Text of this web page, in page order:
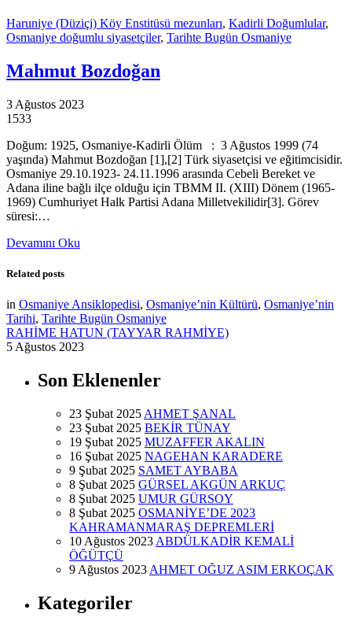
Haruniye (Düziçi) Köy Enstitüsü mezunları, Kadirli Doğumlular,
Osmaniye doğumlu siyasetçiler, Tarihte Bugün Osmaniye
Mahmut Bozdoğan
3 Ağustos 2023
1533
Doğum: 1925, Osmaniye-Kadirli Ölüm : 3 Ağustos 1999 (74
yaşında) Mahmut Bozdoğan [1],[2] Türk siyasetçisi ve eğitimcisidir.
Osmaniye 29.10.1923- 24.11.1996 arasında Cebeli Bereket ve
Adana iline bağlı ilçe olduğu için TBMM II. (XIII) Dönem (1965-
1969) Cumhuriyet Halk Partisi Adana Milletvekilidir[3]. Görev
süresi:…
Devamını Oku
Related posts
in Osmaniye Ansiklopedisi, Osmaniye’nin Kültürü, Osmaniye’nin
Tarihi, Tarihte Bugün Osmaniye
RAHİME HATUN (TAYYAR RAHMİYE)
5 Ağustos 2023
Son Eklenenler
23 Şubat 2025 AHMET ŞANAL
23 Şubat 2025 BEKİR TÜNAY
19 Şubat 2025 MUZAFFER AKALIN
16 Şubat 2025 NAGEHAN KARADERE
9 Şubat 2025 SAMET AYBABA
8 Şubat 2025 GÜRSEL AKGÜN ARKUÇ
8 Şubat 2025 UMUR GÜRSOY
8 Şubat 2025 OSMANİYE’DE 2023
KAHRAMANMARAŞ DEPREMLERİ
10 Ağustos 2023 ABDÜLKADİR KEMALİ
ÖĞÜTÇÜ
9 Ağustos 2023 AHMET OĞUZ ASIM ERKOÇAK
Kategoriler